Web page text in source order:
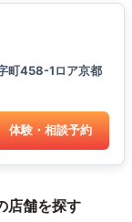
町458-1ロア京都
体験・相談予約
店舗を探す